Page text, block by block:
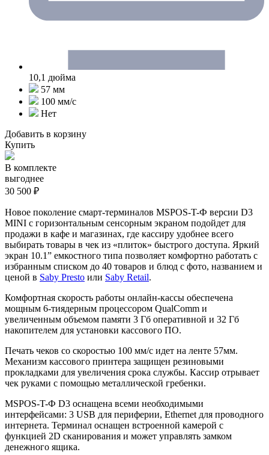
10,1 дюйма
57 мм
100 мм/c
Нет
Добавить в корзину
Купить
В комплекте
выгоднее
30 500 ₽
Новое поколение смарт-терминалов MSPOS-T-Ф версии D3
MINI с горизонтальным сенсорным экраном подойдет для
продажи в кафе и магазинах, где кассиру удобнее всего
выбирать товары в чек из «плиток» быстрого доступа. Яркий
экран 10.1” емкостного типа позволяет комфортно работать с
избранным списком до 40 товаров и блюд с фото, названием и
ценой в Saby Presto или Saby Retail.
Комфортная скорость работы онлайн-кассы обеспечена
мощным 6-тиядерным процессором QualComm и
увеличенным объемом памяти 3 Гб оперативной и 32 Гб
накопителем для установки кассового ПО.
Печать чеков со скоростью 100 мм/с идет на ленте 57мм.
Механизм кассового принтера защищен резиновыми
прокладками для увеличения срока службы. Кассир отрывает
чек руками с помощью металлической гребенки.
MSPOS-T-Ф D3 оснащена всеми необходимыми
интерфейсами: 3 USB для периферии, Ethernet для проводного
интернета. Терминал оснащен встроенной камерой с
функцией 2D сканирования и может управлять замком
денежного ящика.